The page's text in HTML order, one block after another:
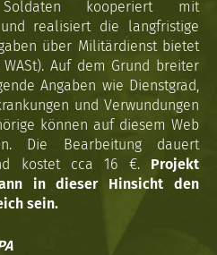
kooperiert mit
realisiert die langfristige
über Militärdienst bietet
Auf dem Grund breiter
Angaben wie Dienstgrad,
und Verwundungen
können auf diesem Web
Die Bearbeitung dauert
kostet cca 16 €. Projekt
in dieser Hinsicht den
sein.